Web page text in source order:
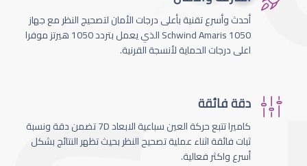
أحدث وأسرع تقنية بأعلى درجات الأمان لتصحيج النظر مع جهاز
Schwind Amaris 1050 الذي يعمل بتردد 1050 هيرتز موفرا
اعلى درجات الحماية لأنسجة القرنية.
دقة فائقة
كاميرا تتبع حركة العين سباعية الابعاد 7D تضمن دقة ونسبة
ثبات فائقة اثناء عملية تصحيح النظر بحيث تظهر النتائج بشكل
أسرع واكثر فعالية.